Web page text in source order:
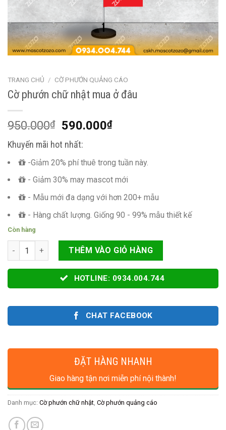
TRANG CHỦ / CỜ PHƯỚN QUẢNG CÁO
Cờ phướn chữ nhật mua ở đâu
950.000₫ 590.000₫
Khuyến mãi hot nhất:
-Giảm 20% phí thuê trong tuần này.
- Giảm 30% may mascot mới
- Mẫu mới đa dạng với hơn 200+ mẫu
- Hàng chất lượng. Giống 90 - 99% mẫu thiết kế
Còn hàng
Cờ phướn chữ nhật mua ở đâu số lượng
THÊM VÀO GIỎ HÀNG
HOTLINE: 0934.004.744
CHAT FACEBOOK
ĐẶT HÀNG NHANH
Giao hàng tận nơi miễn phí nội thành!
Danh mục: Cờ phướn chữ nhật, Cờ phướn quảng cáo